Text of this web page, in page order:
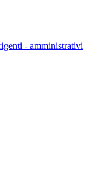
- amministrativi